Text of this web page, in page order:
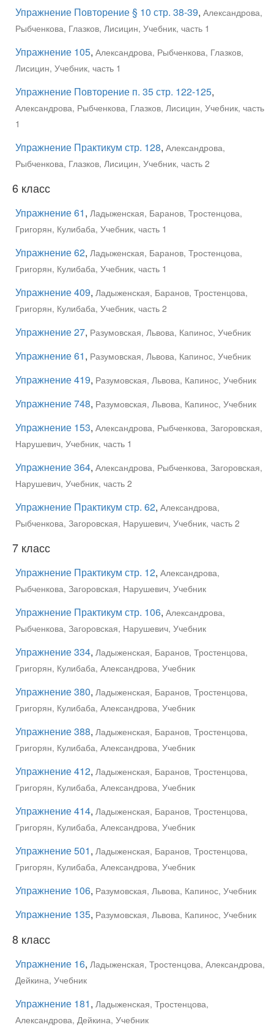
Упражнение Повторение § 10 стр. 38-39, Александрова,
Рыбченкова, Глазков, Лисицин, Учебник, часть 1
Упражнение 105, Александрова, Рыбченкова, Глазков,
Лисицин, Учебник, часть 1
Упражнение Повторение п. 35 стр. 122-125,
Александрова, Рыбченкова, Глазков, Лисицин, Учебник, часть
1
Упражнение Практикум стр. 128, Александрова,
Рыбченкова, Глазков, Лисицин, Учебник, часть 2
6 класс
Упражнение 61, Ладыженская, Баранов, Тростенцова,
Григорян, Кулибаба, Учебник, часть 1
Упражнение 62, Ладыженская, Баранов, Тростенцова,
Григорян, Кулибаба, Учебник, часть 1
Упражнение 409, Ладыженская, Баранов, Тростенцова,
Григорян, Кулибаба, Учебник, часть 2
Упражнение 27, Разумовская, Львова, Капинос, Учебник
Упражнение 61, Разумовская, Львова, Капинос, Учебник
Упражнение 419, Разумовская, Львова, Капинос, Учебник
Упражнение 748, Разумовская, Львова, Капинос, Учебник
Упражнение 153, Александрова, Рыбченкова, Загоровская,
Нарушевич, Учебник, часть 1
Упражнение 364, Александрова, Рыбченкова, Загоровская,
Нарушевич, Учебник, часть 2
Упражнение Практикум стр. 62, Александрова,
Рыбченкова, Загоровская, Нарушевич, Учебник, часть 2
7 класс
Упражнение Практикум стр. 12, Александрова,
Рыбченкова, Загоровская, Нарушевич, Учебник
Упражнение Практикум стр. 106, Александрова,
Рыбченкова, Загоровская, Нарушевич, Учебник
Упражнение 334, Ладыженская, Баранов, Тростенцова,
Григорян, Кулибаба, Александрова, Учебник
Упражнение 380, Ладыженская, Баранов, Тростенцова,
Григорян, Кулибаба, Александрова, Учебник
Упражнение 388, Ладыженская, Баранов, Тростенцова,
Григорян, Кулибаба, Александрова, Учебник
Упражнение 412, Ладыженская, Баранов, Тростенцова,
Григорян, Кулибаба, Александрова, Учебник
Упражнение 414, Ладыженская, Баранов, Тростенцова,
Григорян, Кулибаба, Александрова, Учебник
Упражнение 501, Ладыженская, Баранов, Тростенцова,
Григорян, Кулибаба, Александрова, Учебник
Упражнение 106, Разумовская, Львова, Капинос, Учебник
Упражнение 135, Разумовская, Львова, Капинос, Учебник
8 класс
Упражнение 16, Ладыженская, Тростенцова, Александрова,
Дейкина, Учебник
Упражнение 181, Ладыженская, Тростенцова,
Александрова, Дейкина, Учебник